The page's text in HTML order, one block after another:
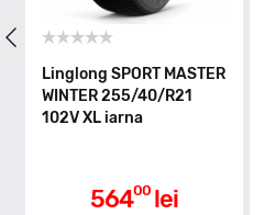
C
Aderenta pe carosabil ud
Linglong SPORT MASTER
WINTER 255/40/R21
102V XL iarna
56400 lei